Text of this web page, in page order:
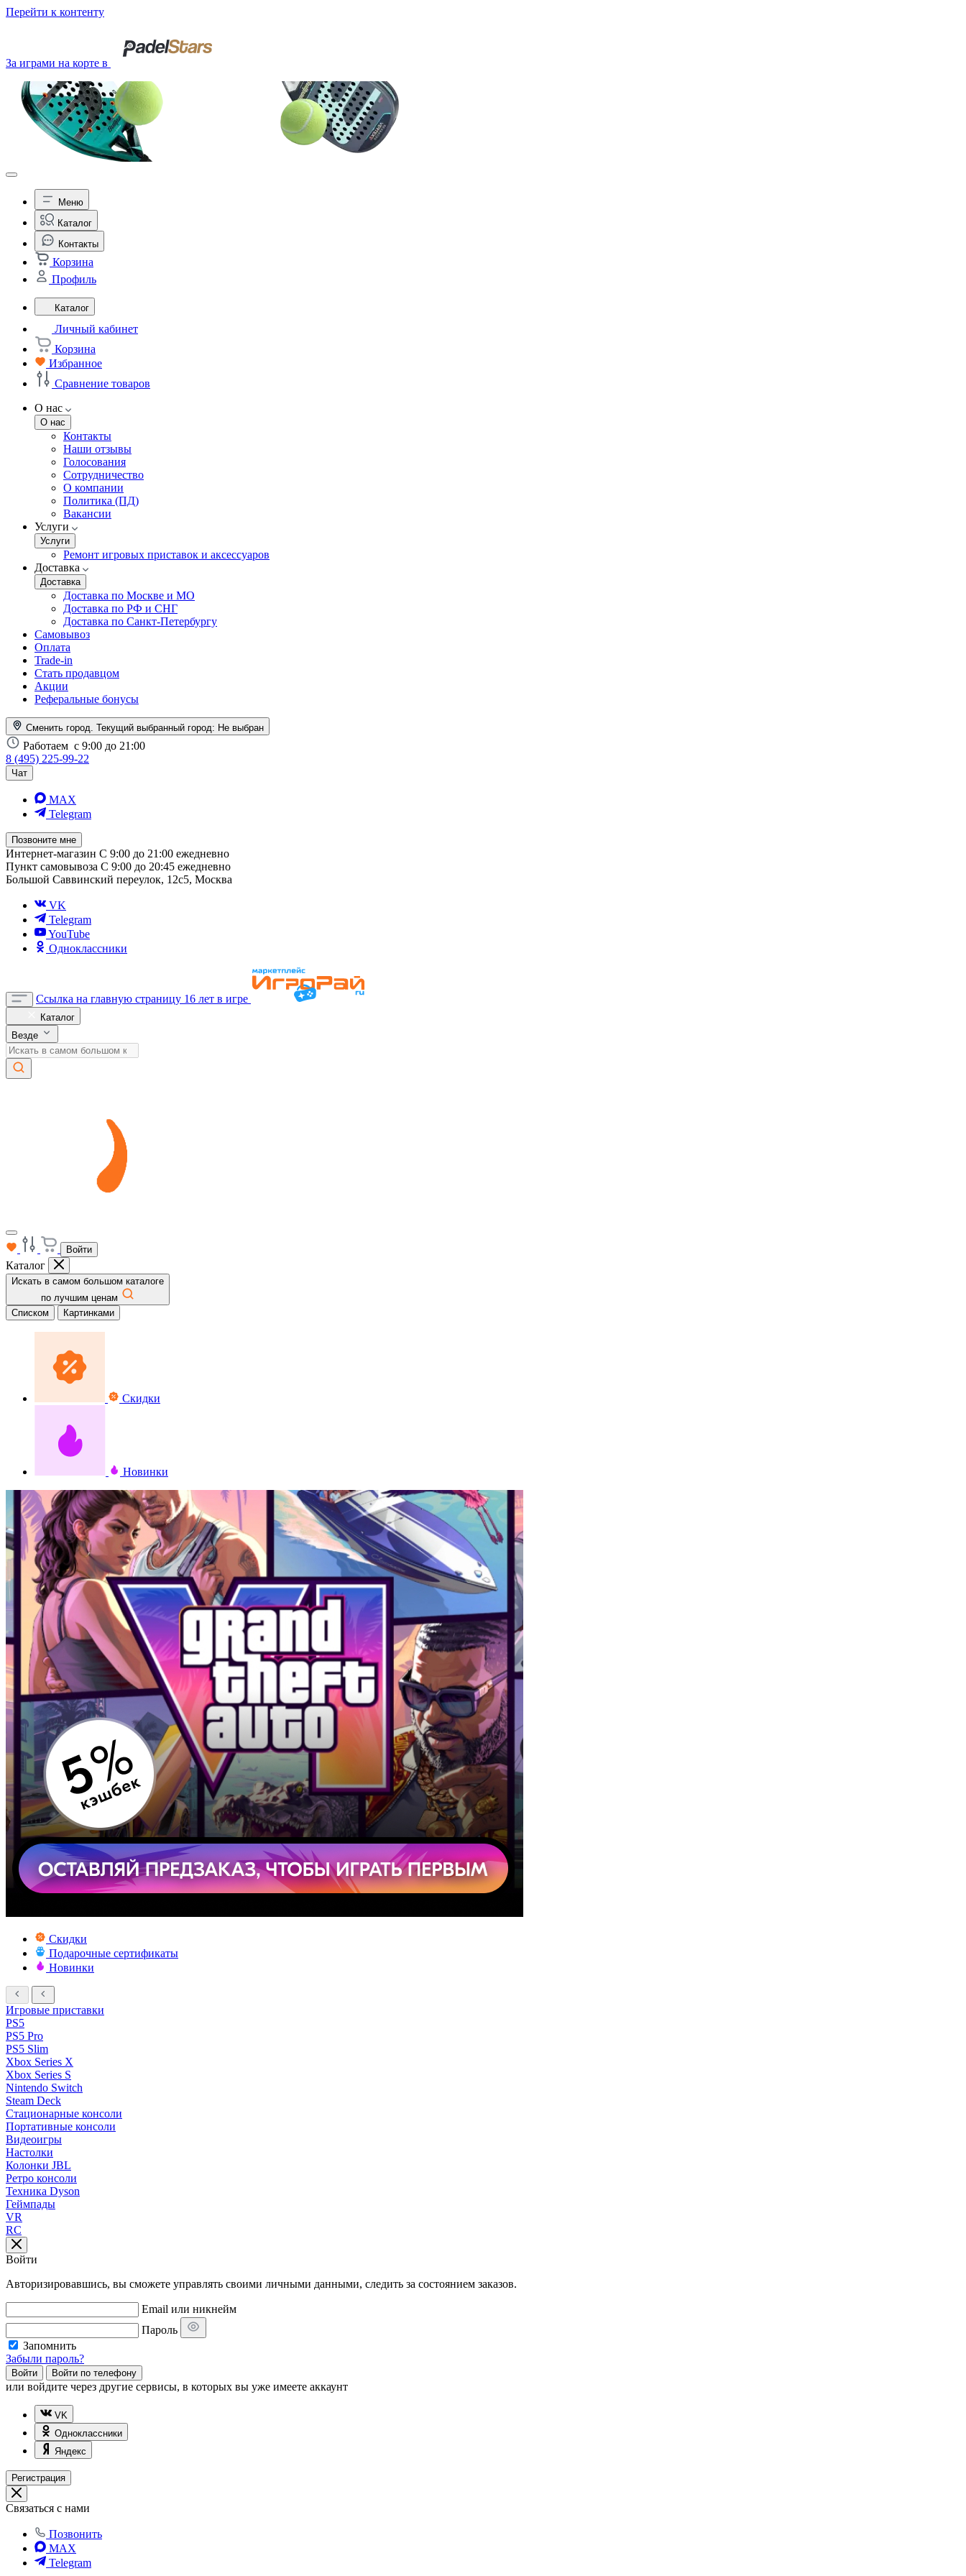
Перейти к контенту
За играми на корте в
Меню
Каталог
Контакты
Корзина
Профиль
Каталог
Личный кабинет
Корзина
Избранное
Сравнение товаров
О нас
О нас
Контакты
Наши отзывы
Голосования
Сотрудничество
О компании
Политика (ПД)
Вакансии
Услуги
Услуги
Ремонт игровых приставок и аксессуаров
Доставка
Доставка
Доставка по Москве и МО
Доставка по РФ и СНГ
Доставка по Санкт-Петербургу
Самовывоз
Оплата
Trade-in
Стать продавцом
Акции
Реферальные бонусы
Сменить город. Текущий выбранный город: Не выбран
Работаем с 9:00 до 21:00
8 (495) 225-99-22
Чат
MAX
Telegram
Позвоните мне
Интернет-магазин С 9:00 до 21:00 ежедневно
Пункт самовывоза С 9:00 до 20:45 ежедневно
Большой Саввинский переулок, 12с5, Москва
VK
Telegram
YouTube
Одноклассники
Ссылка на главную страницу 16 лет в игре
Каталог
Везде
Войти
Каталог
Искать в самом большом каталоге
по лучшим ценам
Списком
Картинками
Скидки
Новинки
Скидки
Подарочные сертификаты
Новинки
Игровые приставки
PS5
PS5 Pro
PS5 Slim
Xbox Series X
Xbox Series S
Nintendo Switch
Steam Deck
Стационарные консоли
Портативные консоли
Видеоигры
Настолки
Колонки JBL
Ретро консоли
Техника Dyson
Геймпады
VR
RC
Войти
Авторизировавшись, вы сможете управлять своими личными данными, следить за состоянием заказов.
Email или никнейм
Пароль
Запомнить
Забыли пароль?
Войти Войти по телефону
или войдите через другие сервисы, в которых вы уже имеете аккаунт
VK
Одноклассники
Яндекс
Регистрация
Связаться с нами
Позвонить
MAX
Telegram